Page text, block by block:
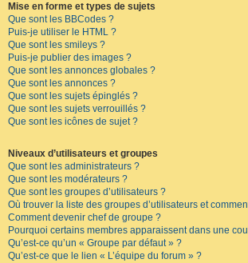
Mise en forme et types de sujets
Que sont les BBCodes ?
Puis-je utiliser le HTML ?
Que sont les smileys ?
Puis-je publier des images ?
Que sont les annonces globales ?
Que sont les annonces ?
Que sont les sujets épinglés ?
Que sont les sujets verrouillés ?
Que sont les icônes de sujet ?
Niveaux d’utilisateurs et groupes
Que sont les administrateurs ?
Que sont les modérateurs ?
Que sont les groupes d’utilisateurs ?
Où trouver la liste des groupes d’utilisateurs et
Comment devenir chef de groupe ?
Pourquoi certains membres apparaissent dans une
Qu’est-ce qu’un « Groupe par défaut » ?
Qu’est-ce que le lien « L’équipe du forum » ?